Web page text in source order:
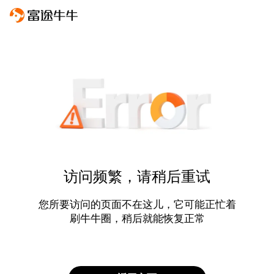
访问频繁，请稍后重试
您所要访问的页面不在这儿，它可能正忙着
刷牛牛圈，稍后就能恢复正常